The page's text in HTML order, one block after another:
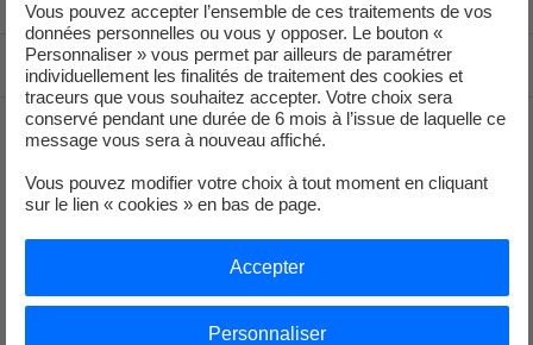
Haut de page
Groupe
Je déménage
Faire des économies d’énergie
Vous pouvez accepter l’ensemble de ces traitements de vos
données personnelles ou vous y opposer. Le bouton «
Personnaliser » vous permet par ailleurs de paramétrer
individuellement les finalités de traitement des cookies et
traceurs que vous souhaitez accepter. Votre choix sera
conservé pendant une durée de 6 mois à l’issue de laquelle ce
message vous sera à nouveau affiché.
Vous pouvez modifier votre choix à tout moment en cliquant
sur le lien « cookies » en bas de page.
Personnaliser
Accepter